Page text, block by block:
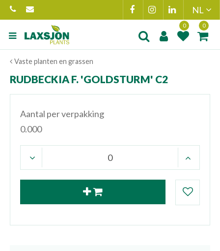
Ga
naar
content
Vaste planten en grassen
RUDBECKIA F. 'GOLDSTURM' C2
Aantal per verpakking
0.000